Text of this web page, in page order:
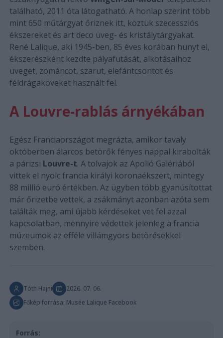
található, 2011 óta látogatható. A honlap szerint több
mint 650 műtárgyat őriznek itt, köztük szecessziós
ékszereket és art deco üveg- és kristálytárgyakat.
René Lalique, aki 1945-ben, 85 éves korában hunyt el,
ékszerészként kezdte pályafutását, alkotásaihoz
üveget, zománcot, szarut, elefántcsontot és
féldrágaköveket használt fel.
A Louvre-rablás árnyékában
Egész Franciaországot megrázta, amikor tavaly
októberben álarcos betörők fényes nappal kirabolták
a párizsi Louvre-t. A tolvajok az Apolló Galériából
vittek el nyolc francia királyi koronaékszert, mintegy
88 millió euró értékben. Az ügyben több gyanúsítottat
már őrizetbe vettek, a zsákmányt azonban azóta sem
találták meg, ami újabb kérdéseket vet fel azzal
kapcsolatban, mennyire védettek jelenleg a francia
múzeumok az efféle villámgyors betörésekkel
szemben.
Tóth Hajni
2026. 07. 06.
Főkép forrása: Musée Lalique Facebook
Forrás: